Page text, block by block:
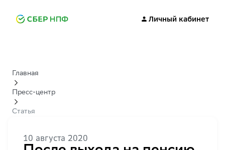
Личный кабинет
Главная
Пресс-центр
Статья
10 августа 2020